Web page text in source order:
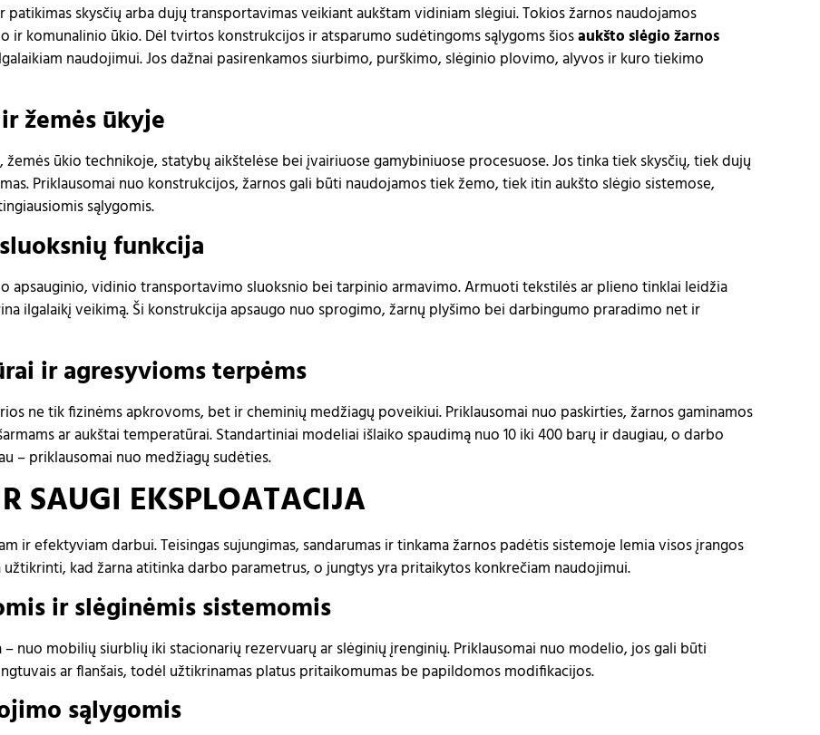
skysčių arba dujų transportavimas veikiant aukštam vidiniam slėgiui. Tokios žarnos naudojamos
ir komunalinio ūkio. Dėl tvirtos konstrukcijos ir atsparumo sudėtingoms sąlygoms šiosaukšto slėgio žarnos
naudojimui. Jos dažnai pasirenkamos siurbimo, purškimo, slėginio plovimo, alyvos ir kuro tiekimo
žemės ūkyje
ūkio technikoje, statybų aikštelėse bei įvairiuose gamybiniuose procesuose. Jos tinka tiek skysčių, tiek dujų
Priklausomai nuo konstrukcijos, žarnos gali būti naudojamos tiek žemo, tiek itin aukšto slėgio sistemose,
sąlygomis.
funkcija
apsauginio, vidinio transportavimo sluoksnio bei tarpinio armavimo. Armuoti tekstilės ar plieno tinklai leidžia
ilgalaikį veikimą. Ši konstrukcija apsaugo nuo sprogimo, žarnų plyšimo bei darbingumo praradimo net ir
ir agresyvioms terpėms
ne tik fizinėms apkrovoms, bet ir cheminių medžiagų poveikiui. Priklausomai nuo paskirties, žarnos gaminamos
ar aukštai temperatūrai. Standartiniai modeliai išlaiko spaudimą nuo 10 iki 400 barų ir daugiau, o darbo
– priklausomai nuo medžiagų sudėties.
SAUGI EKSPLOATACIJA
ir efektyviam darbui. Teisingas sujungimas, sandarumas ir tinkama žarnos padėtis sistemoje lemia visos įrangos
kad žarna atitinka darbo parametrus, o jungtys yra pritaikytos konkrečiam naudojimui.
ir slėginėmis sistemomis
nuo mobilių siurblių iki stacionarių rezervuarų ar slėginių įrenginių. Priklausomai nuo modelio, jos gali būti
ar flanšais, todėl užtikrinamas platus pritaikomumas be papildomos modifikacijos.
sąlygomis